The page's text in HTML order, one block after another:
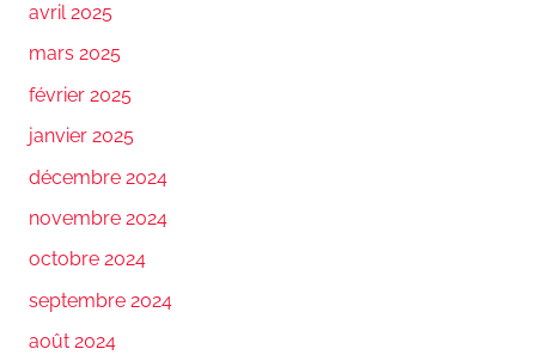
avril 2025
mars 2025
février 2025
janvier 2025
décembre 2024
novembre 2024
octobre 2024
septembre 2024
août 2024